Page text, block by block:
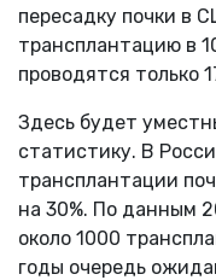
пересадку почки в
трансплантацию в
проводятся только
Здесь будет
статистику. В
трансплантации
на 30%. По данным
около 1000
годы очередь